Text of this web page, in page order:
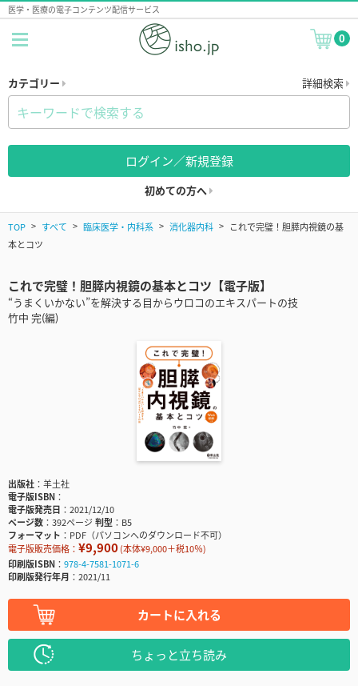
医学・医療の電子コンテンツ配信サービス
0
カテゴリー 詳細検索
ログイン／新規登録
初めての方へ
TOP すべて 臨床医学・内科系 消化器内科
これで完璧！胆膵内視鏡の基
本とコツ
これで完璧！胆膵内視鏡の基本とコツ【電子版】
“うまくいかない”を解決する目からウロコのエキスパートの技
竹中 完(編)
出版社
羊土社
電子版ISBN
電子版発売日
2021/12/10
ページ数
392ページ判型
B5
フォーマット
PDF（パソコンへのダウンロード不可）
電子版販売価格： ¥9,900(本体¥9,000＋税10％)
印刷版ISBN
978-4-7581-1071-6
印刷版発行年月
2021/11
カートに入れる
ちょっと立ち読み